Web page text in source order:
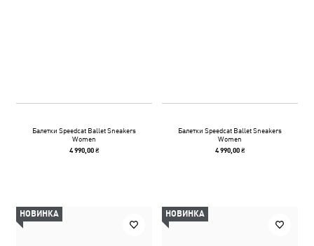
Балетки Speedcat Ballet Sneakers
Women
4 990,00 ₴
Балетки Speedcat Ballet Sneakers
Women
4 990,00 ₴
НОВИНКА НОВИНКА